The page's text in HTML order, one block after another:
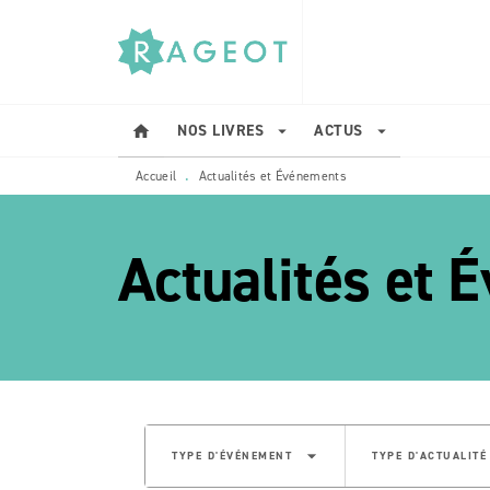
MENU RECHERCHE
home NOS LIVRES arrow_drop_down ACTUS arrow_drop_down
Accueil • Actualités et Événements
Actualités et
TYPE D'ÉVÉNEMENT arrow_drop_down TYPE D'ACTUALITÉ